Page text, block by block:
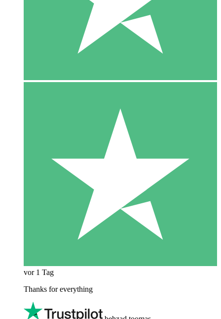
vor 1 Tag
Thanks for everything